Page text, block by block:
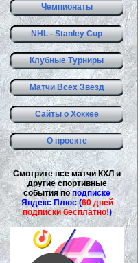
Чемпионаты
NHL - Stanley Cup
Клубные Турниры
Матчи Всех Звезд
Сайты о Хоккее
О проекте
Смотрите все матчи КХЛ и
другие спортивные
события поподписке
Яндекс Плюс (60 дней
подписки бесплатно!)